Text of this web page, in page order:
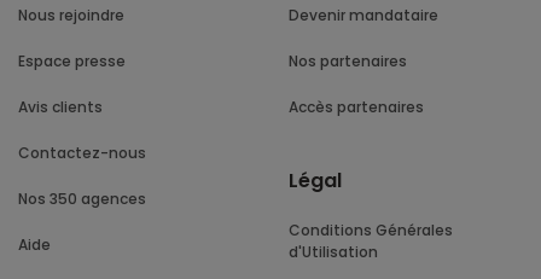
Nous rejoindre
Espace presse
Avis clients
Contactez-nous
Nos 350 agences
Aide
Devenir mandataire
Nos partenaires
Accès partenaires
Légal
Conditions Générales
d'Utilisation